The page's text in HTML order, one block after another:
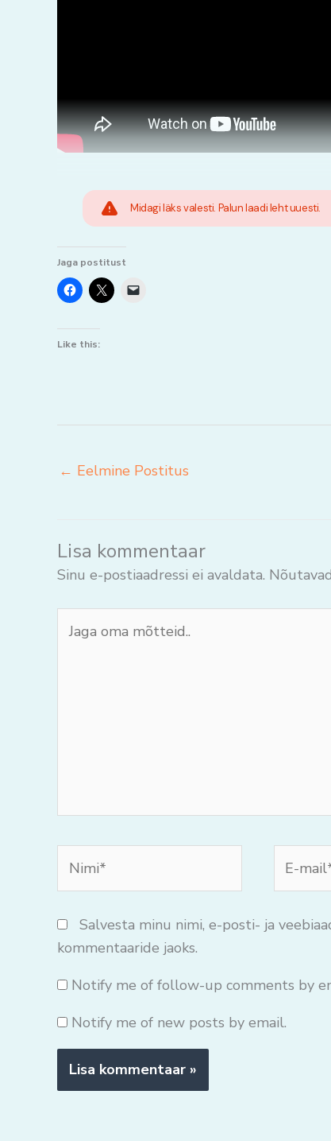
Midagi läks valesti. Palun laadi leht uuesti.
Jaga postitust
Like this:
← Eelmine Postitus
Lisa kommentaar
Sinu e-postiaadressi ei avaldata.
oma
mail*
Salvesta minu nimi, e-posti- ja
kommentaaride jaoks.
Notify me of follow-up comments by
Notify me of new posts by email.